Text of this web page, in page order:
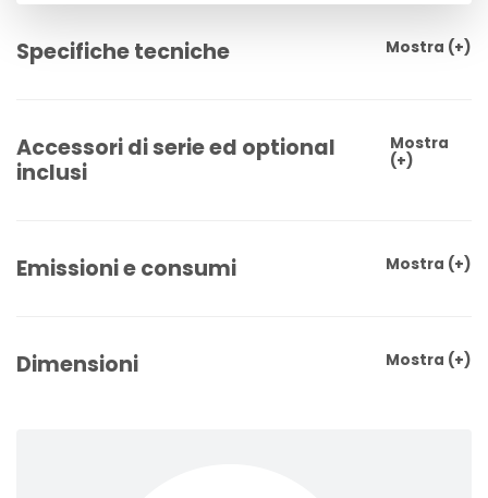
Specifiche tecniche Mostra (+)
Accessori di serie ed optional
inclusi
Mostra
(+)
Emissioni e consumi Mostra (+)
Dimensioni Mostra (+)